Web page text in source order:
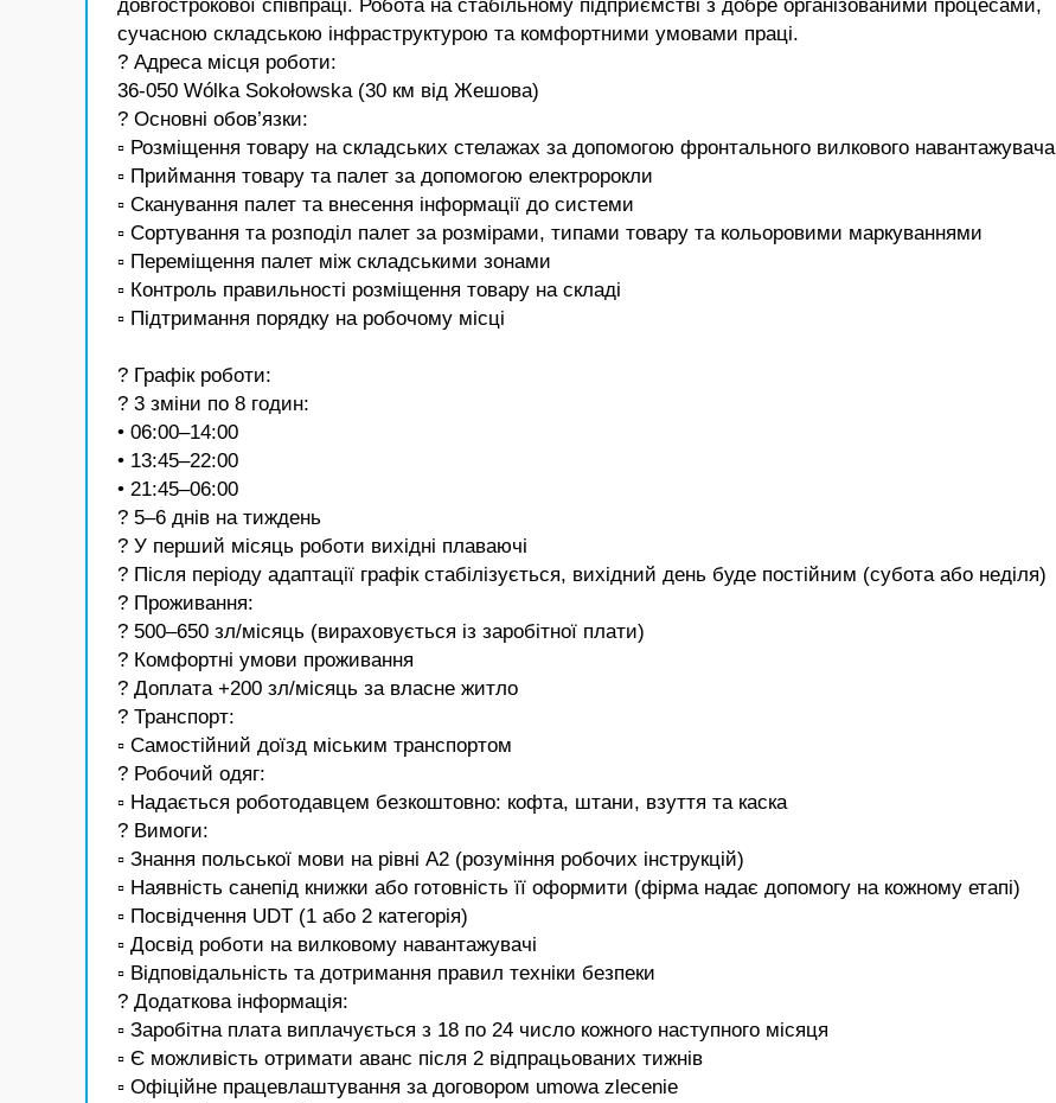
довгострокової співпраці. Робота на стабільному підприємстві з добре організованими процесами,
сучасною складською інфраструктурою та комфортними умовами праці.
? Адреса місця роботи:
36-050 Wólka Sokołowska (30 км від Жешова)
? Основні обов’язки:
▫️ Розміщення товару на складських стелажах за допомогою фронтального вилкового навантажувача
▫️ Приймання товару та палет за допомогою електророкли
▫️ Сканування палет та внесення інформації до системи
▫️ Сортування та розподіл палет за розмірами, типами товару та кольоровими маркуваннями
▫️ Переміщення палет між складськими зонами
▫️ Контроль правильності розміщення товару на складі
▫️ Підтримання порядку на робочому місці
? Графік роботи:
? 3 зміни по 8 годин:
• 06:00–14:00
• 13:45–22:00
• 21:45–06:00
? 5–6 днів на тиждень
? У перший місяць роботи вихідні плаваючі
? Після періоду адаптації графік стабілізується, вихідний день буде постійним (субота або неділя)
? Проживання:
? 500–650 зл/місяць (вираховується із заробітної плати)
? Комфортні умови проживання
? Доплата +200 зл/місяць за власне житло
? Транспорт:
▫️ Самостійний доїзд міським транспортом
? Робочий одяг:
▫️ Надається роботодавцем безкоштовно: кофта, штани, взуття та каска
? Вимоги:
▫️ Знання польської мови на рівні A2 (розуміння робочих інструкцій)
▫️ Наявність санепід книжки або готовність її оформити (фірма надає допомогу на кожному етапі)
▫️ Посвідчення UDT (1 або 2 категорія)
▫️ Досвід роботи на вилковому навантажувачі
▫️ Відповідальність та дотримання правил техніки безпеки
? Додаткова інформація:
▫️ Заробітна плата виплачується з 18 по 24 число кожного наступного місяця
▫️ Є можливість отримати аванс після 2 відпрацьованих тижнів
▫️ Офіційне працевлаштування за договором umowa zlecenie